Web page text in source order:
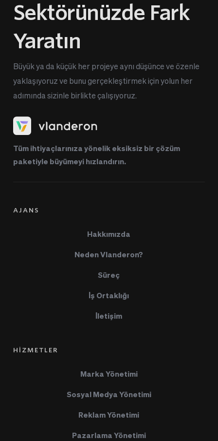
Sektörünüzde Fark
Yaratın
Büyük ya da küçük her projeye aynı düşünce ve özenle
yaklaşıyoruz ve bunu gerçekleştirmek için yolun her
adımında sizinle birlikte çalışıyoruz.
Tüm ihtiyaçlarınıza yönelik eksiksiz bir çözüm
paketiyle büyümeyi hızlandırın.
AJANS
Hakkımızda
Neden Vlanderon?
Süreç
İş Ortaklığı
İletişim
HİZMETLER
Marka Yönetimi
Sosyal Medya Yönetimi
Reklam Yönetimi
Pazarlama Yönetimi